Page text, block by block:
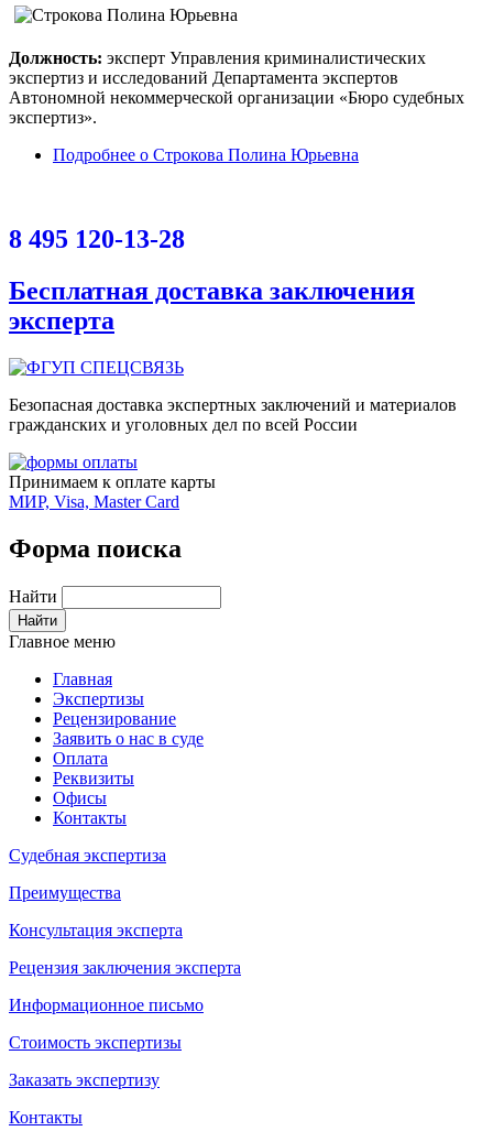
Должность: эксперт Управления криминалистических
экспертиз и исследований Департамента экспертов
Автономной некоммерческой организации «Бюро судебных
экспертиз».
Подробнее о Строкова Полина Юрьевна
8 495 120-13-28
Бесплатная доставка заключения
эксперта
Безопасная доставка экспертных заключений и материалов
гражданских и уголовных дел по всей России
Принимаем к оплате карты
МИР, Visa, Master Card
Форма поиска
Найти
Главное меню
Главная
Экспертизы
Рецензирование
Заявить о нас в суде
Оплата
Реквизиты
Офисы
Контакты
Судебная экспертиза
Преимущества
Консультация эксперта
Рецензия заключения эксперта
Информационное письмо
Стоимость экспертизы
Заказать экспертизу
Контакты